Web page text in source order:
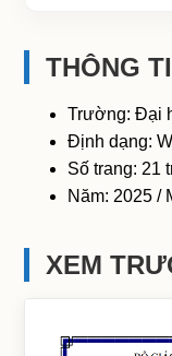
THÔNG
Trường: Đại
Định dạng:
Số trang: 21
Năm: 2025 /
XEM